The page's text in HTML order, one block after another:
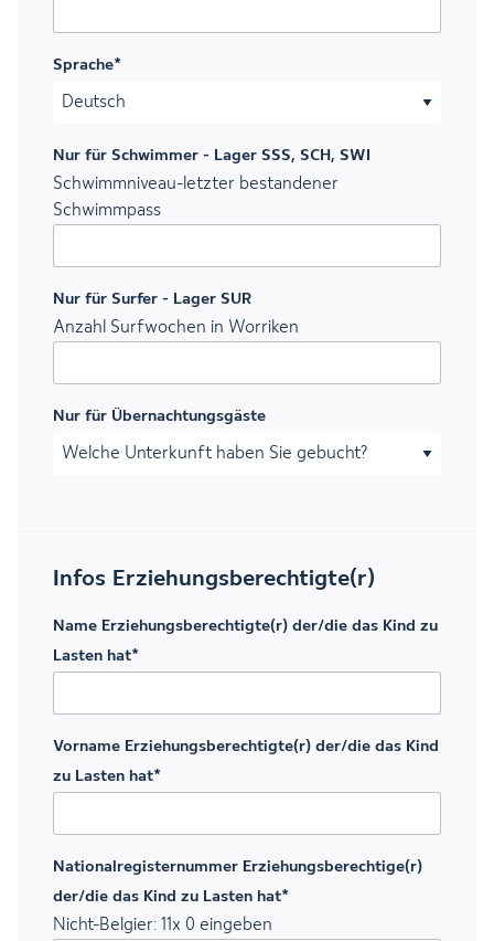
Sprache*
Nur für Schwimmer - Lager SSS, SCH, SWI
Schwimmniveau-letzter bestandener
Schwimmpass
Nur für Surfer - Lager SUR
Anzahl Surfwochen in Worriken
Nur für Übernachtungsgäste
Infos Erziehungsberechtigte(r)
Name Erziehungsberechtigte(r) der/die das Kind zu
Lasten hat*
Vorname Erziehungsberechtigte(r) der/die das Kind
zu Lasten hat*
Nationalregisternummer Erziehungsberechtige(r)
der/die das Kind zu Lasten hat*
Nicht-Belgier: 11x 0 eingeben